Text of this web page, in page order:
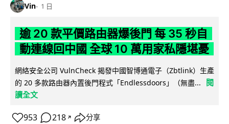
Vin 1 日
逾 20 款平價路由器爆後門 每 35 秒自
動連線回中國 全球 10 萬用家私隱堪憂
網絡安全公司 VulnCheck 揭發中國智博通電子（Zbtlink）生產
的 20 多款路由器內置後門程式「Endlessdoors」（無盡...
閱
讀全文
953 218 ↗ 分享